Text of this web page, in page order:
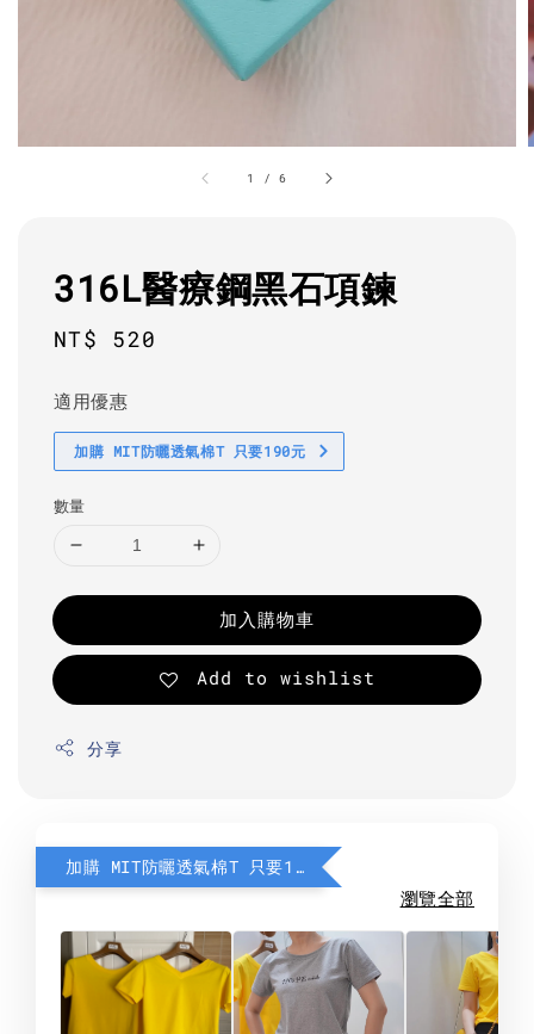
1 /6
316L醫療鋼黑石項鍊
Regular
NT$ 520
適用優惠
加購 MIT防曬透氣棉T 只要190元
數量
加入購物車
Add to wishlist
分享
加購 MIT防曬透氣棉T 只要190元
瀏覽全部